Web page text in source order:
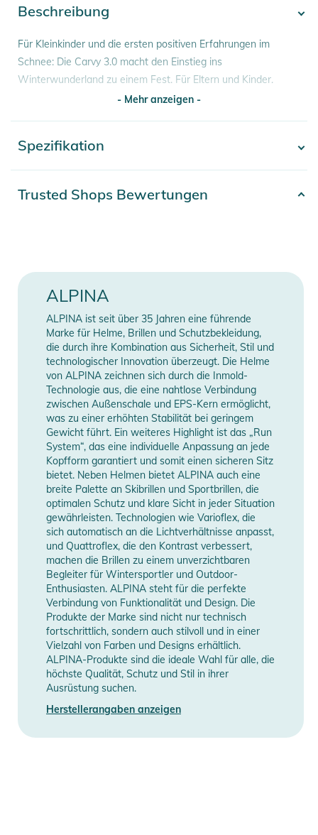
Beschreibung
Für Kleinkinder und die ersten positiven Erfahrungen im
Schnee: Die Carvy 3.0 macht den Einstieg ins
Winterwunderland zu einem Fest. Für Eltern und Kinder.
ob sie eine Goggle mögen. Die Carvy 3.0 werden sie lieben.
Konturen im Schnee besser erkannt werden können. Über
zudem bruchfest und bietet 100% UV-Schutz. Wir wünschen
allen Kindern: Viel Spaß im Schnee!
Eigenschaften:
- Orangene Scheibe mit aufhellendem Effekt
- Beschlagfreie Sicht durch ein intelligentes Belüftungssystem
im Brillenrahmen
- Hoher Tragekomfort dank flexiblem Brillenrahmen
- 100% UV-A, -B, -C Schutz
- Speziell für Kinder entwickelt
- Gewicht (gr): 64
- UV-Schutz: UV400
- Eignung Brillenträger: nein
- Brillenbreite (mm): 131
- Glashöhe (mm): 58
- Glasbreite (mm): 119
Produktinformationen und
Sicherheitshinweise
Gebrauchsanweisungen, Sicherheitshinweise und Warnungen
finden Sie direkt am Produkt.
- Mehr anzeigen -
Spezifikation
Manufacturer
Information
Herstellerangaben
anzeigen
Trusted Shops Bewertungen
ALPINA
ALPINA ist seit über 35 Jahren eine führende
Marke für Helme, Brillen und Schutzbekleidung,
die durch ihre Kombination aus Sicherheit, Stil und
technologischer Innovation überzeugt. Die Helme
von ALPINA zeichnen sich durch die Inmold-
Technologie aus, die eine nahtlose Verbindung
zwischen Außenschale und EPS-Kern ermöglicht,
was zu einer erhöhten Stabilität bei geringem
Gewicht führt. Ein weiteres Highlight ist das „Run
System“, das eine individuelle Anpassung an jede
Kopfform garantiert und somit einen sicheren Sitz
bietet. Neben Helmen bietet ALPINA auch eine
breite Palette an Skibrillen und Sportbrillen, die
optimalen Schutz und klare Sicht in jeder Situation
gewährleisten. Technologien wie Varioflex, die
sich automatisch an die Lichtverhältnisse anpasst,
und Quattroflex, die den Kontrast verbessert,
machen die Brillen zu einem unverzichtbaren
Begleiter für Wintersportler und Outdoor-
Enthusiasten. ALPINA steht für die perfekte
Verbindung von Funktionalität und Design. Die
Produkte der Marke sind nicht nur technisch
fortschrittlich, sondern auch stilvoll und in einer
Vielzahl von Farben und Designs erhältlich.
ALPINA-Produkte sind die ideale Wahl für alle, die
höchste Qualität, Schutz und Stil in ihrer
Ausrüstung suchen.
Herstellerangaben anzeigen